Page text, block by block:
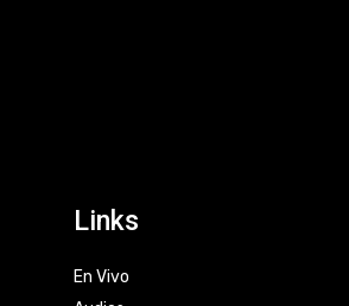
Links
En Vivo